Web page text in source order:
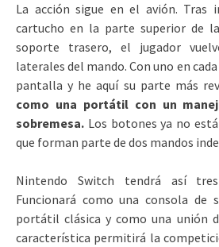
La acción sigue en el avión. Tras
cartucho en la parte superior de
soporte trasero, el jugador
laterales del mando. Con uno en
pantalla y he aquí su parte más
como una portátil con un
sobremesa. Los botones ya no
que forman parte de dos mandos
Nintendo Switch tendrá así
Funcionará como una consola de
portátil clásica y como una unión
característica permitirá la